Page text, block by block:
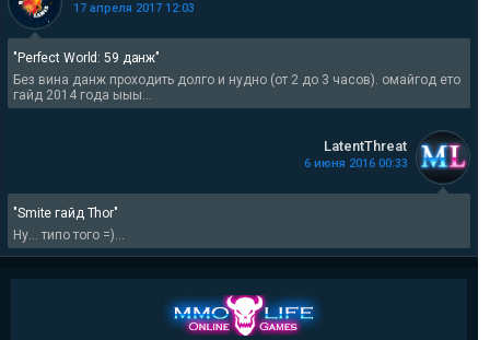
"Perfect World: 59 данж"
Без вина данж проходить долго и нудно (от 2 до 3 часов). омайгод ето
гайд 2014 года ыыы...
17 апреля 2017 12:03
"Smite гайд Thor"
Ну... типо того =)...
LatentThreat
6 июня 2016 00:33